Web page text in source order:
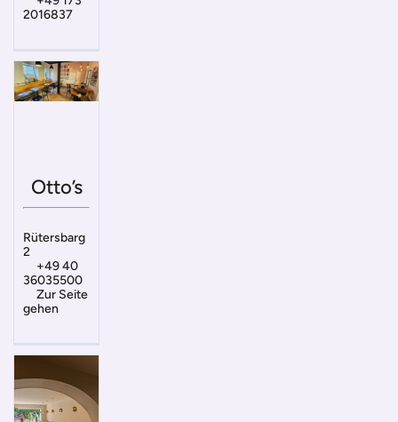
2016837
Otto’s
Rütersbarg
2
+49 40
36035500
Zur Seite
gehen